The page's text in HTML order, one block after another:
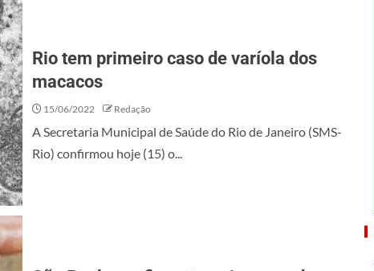
Rio tem primeiro caso de varíola dos
macacos
15/06/2022 Redação
A Secretaria Municipal de Saúde do Rio de Janeiro (SMS-
Rio) confirmou hoje (15) o...